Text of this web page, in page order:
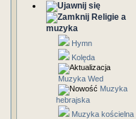
Religie a
muzyka
Hymn
Kolęda
Muzyka Wed
Muzyka
hebrajska
Muzyka kościelna